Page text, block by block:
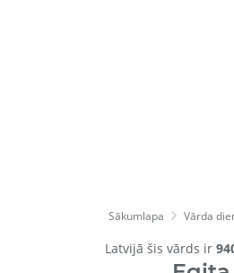
Sākumlapa Vārda
Latvijā šis vārds ir